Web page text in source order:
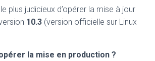
plus judicieux d’opérer la mise à jour
10.3 (version officielle sur Linux
la mise en production ?